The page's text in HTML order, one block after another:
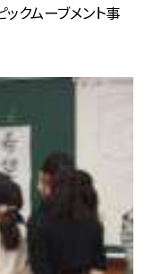
ックムーブメント事